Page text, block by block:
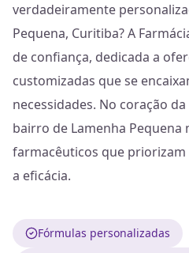
verdadeiramente
Pequena, Curitiba? A
de confiança, dedicada a
customizadas que se
necessidades. No coração
bairro de Lamenha Pequena
farmacêuticos que priorizam
a eficácia.
Fórmulas personalizadas